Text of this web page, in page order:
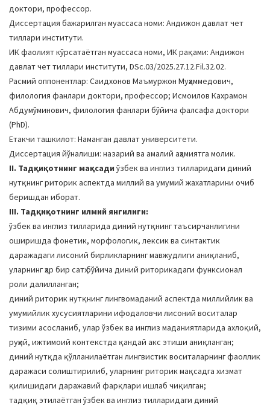
доктори, профессор.
Диссертация бажарилган муассаса номи: Андижон давлат чет
тиллари институти.
ИК фаолият кўрсатаётган муассаса номи, ИК рақами: Андижон
давлат чет тиллари институти, DSc.03/2025.27.12.Fil.32.02.
Расмий оппонентлар: Саидхонов Маъмуржон Муҳаммедович,
филология фанлари доктори, профессор; Исмоилов Кахрамон
Абдумўминович, филология фанлари бўйича фалсафа доктори
(PhD).
Етакчи ташкилот: Наманган давлат университети.
Диссертация йўналиши: назарий ва амалий аҳамиятга молик.
II. Тадқиқотнинг мақсади ўзбек ва инглиз тилларидаги диний
нутқнинг риторик аспектда миллий ва умумий жахатларини очиб
беришдан иборат.
III. Тадқиқотнинг илмий янгилиги:
ўзбек ва инглиз тилларида диний нутқнинг таъсирчанлигини
оширишда фонетик, морфологик, лексик ва синтактик
даражадаги лисоний бирликларнинг мавжудлиги аниқланиб,
уларнинг ҳар бир сатҳ бўйича диний риторикадаги функсионал
роли далилланган;
диний риторик нутқнинг лингвомаданий аспектда миллийлик ва
умумийлик хусусиятларини ифодаловчи лисоний воситалар
тизими асосланиб, улар ўзбек ва инглиз маданиятларида ахлоқий,
руҳий, ижтимоий контекстда қандай акс этиши аниқланган;
диний нутқда қўлланилаётган лингвистик воситаларнинг фаоллик
даражаси солиштирилиб, уларнинг риторик мақсадга хизмат
қилишидаги даражавий фарқлари ишлаб чиқилган;
тадқиқ этилаётган ўзбек ва инглиз тилларидаги диний